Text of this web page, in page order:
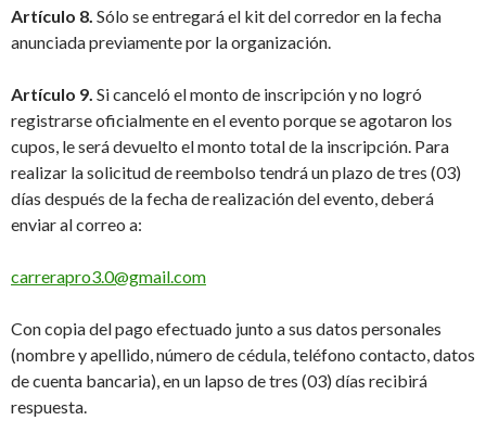
Artículo 8. Sólo se entregará el kit del corredor en la fecha
anunciada previamente por la organización.
Artículo 9. Si canceló el monto de inscripción y no logró
registrarse oficialmente en el evento porque se agotaron los
cupos, le será devuelto el monto total de la inscripción. Para
realizar la solicitud de reembolso tendrá un plazo de tres (03)
días después de la fecha de realización del evento, deberá
enviar al correo a:
carrerapro3.0@gmail.com
Con copia del pago efectuado junto a sus datos personales
(nombre y apellido, número de cédula, teléfono contacto, datos
de cuenta bancaria), en un lapso de tres (03) días recibirá
respuesta.